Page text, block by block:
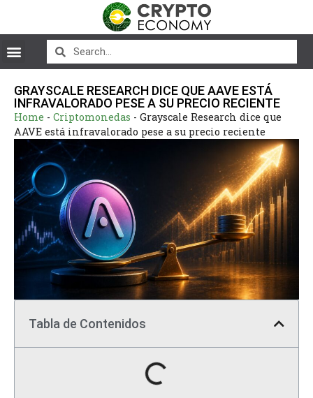
GRAYSCALE RESEARCH DICE QUE AAVE ESTÁ
INFRAVALORADO PESE A SU PRECIO RECIENTE
Home - Criptomonedas - Grayscale Research dice que
AAVE está infravalorado pese a su precio reciente
Tabla de Contenidos